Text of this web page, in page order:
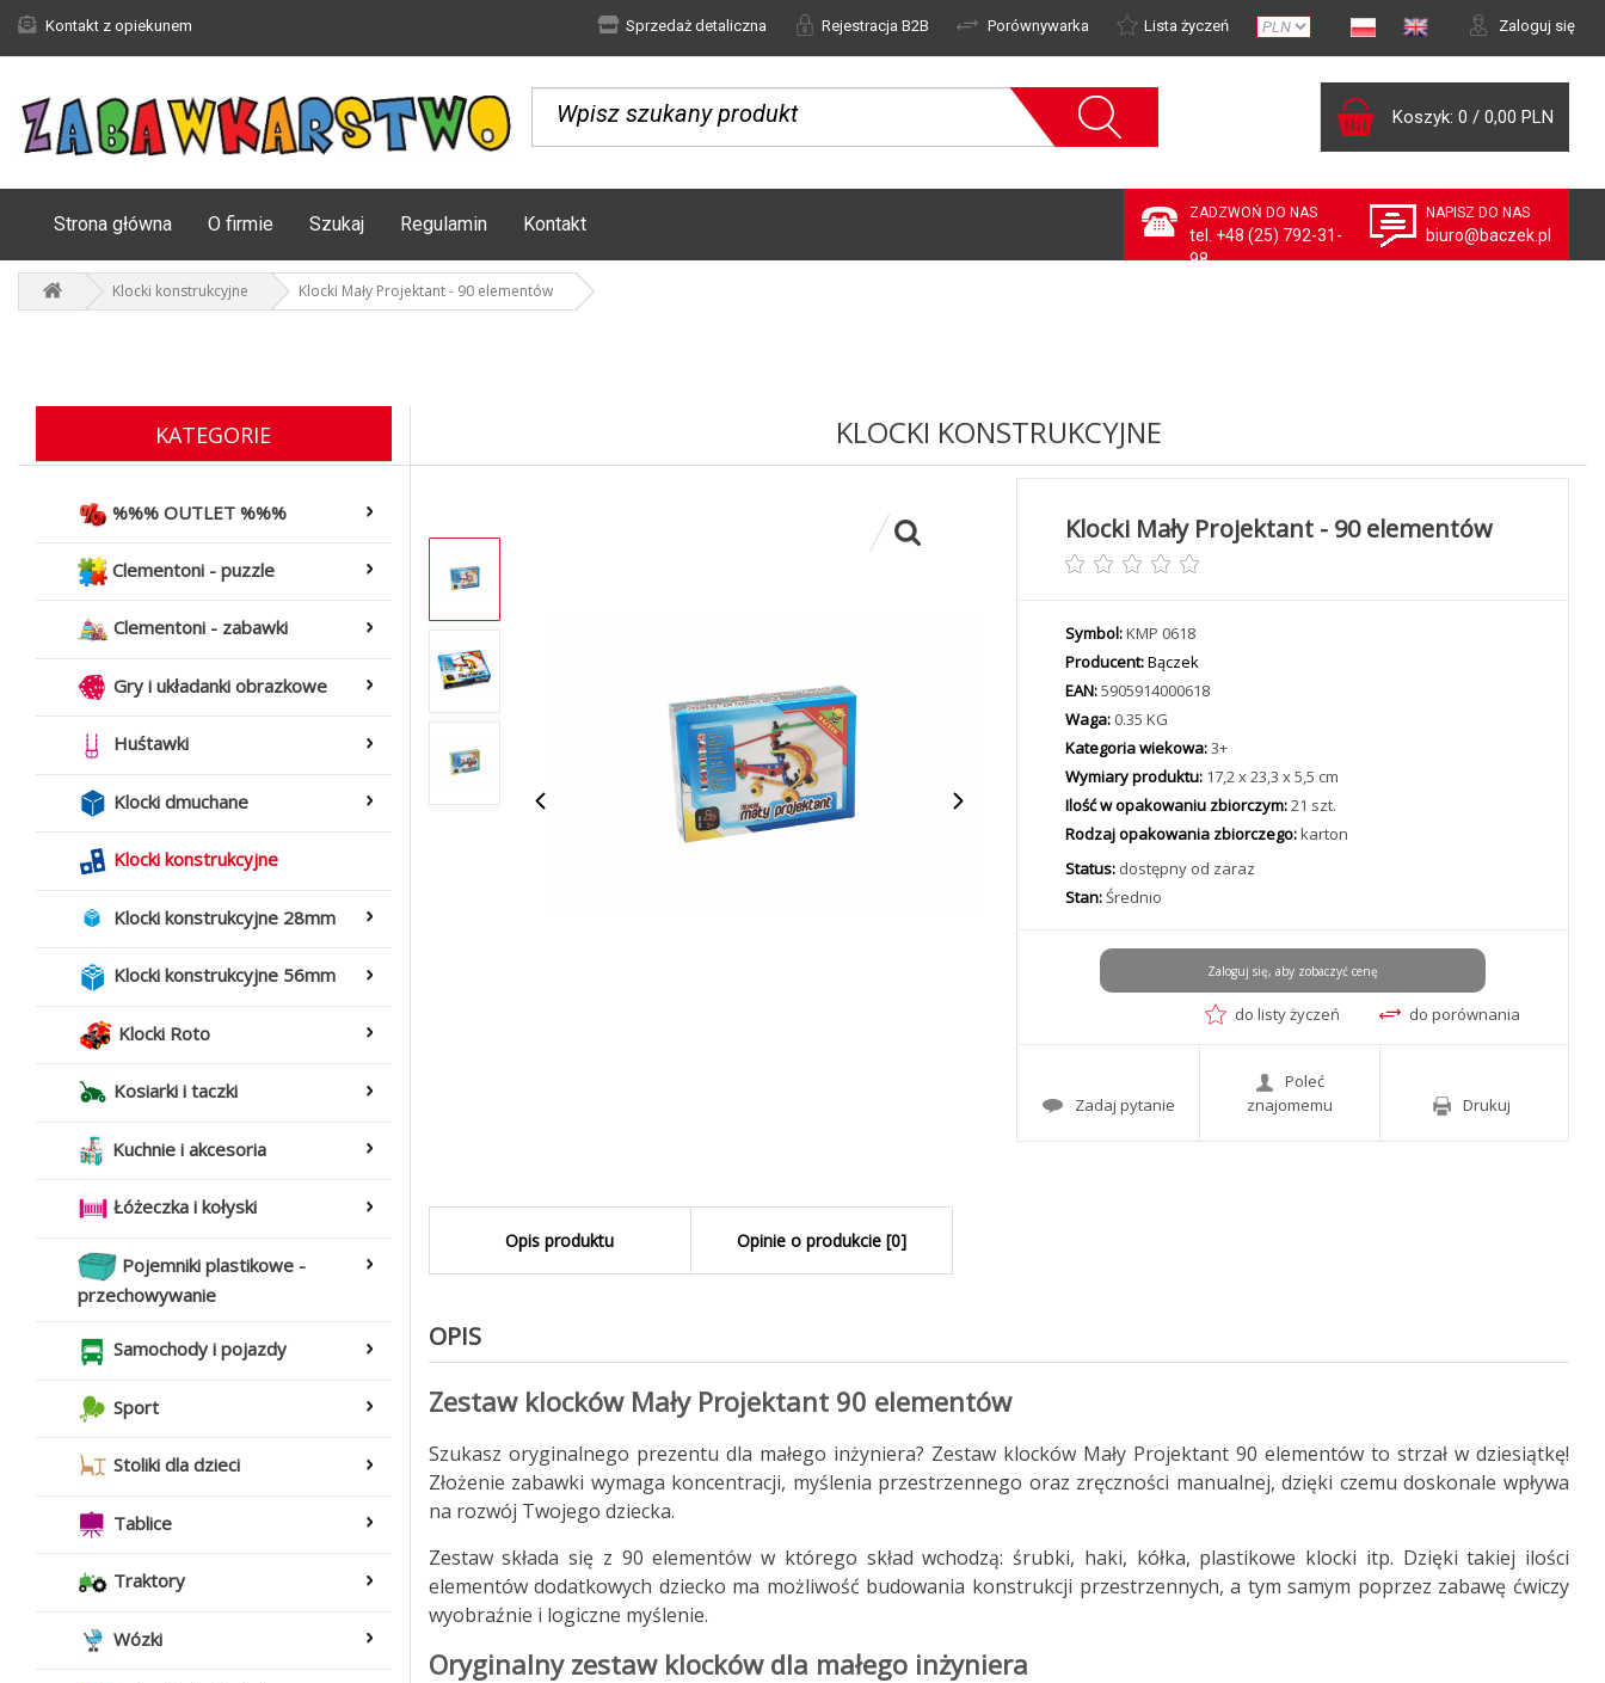
Kontakt z opiekunem Sprzedaż detaliczna Rejestracja B2B Porównywarka Lista życzeń Zaloguj się
Koszyk: 0 / 0,00 PLN
Strona główna O firmie Szukaj Regulamin Kontakt
NAPISZ DO NAS
biuro@baczek.pl
ZADZWOŃ DO NAS
tel. +48 (25) 792-31-
98
Klocki konstrukcyjne Klocki Mały Projektant - 90 elementów
KATEGORIE
%%% OUTLET %%%
Clementoni - puzzle
Clementoni - zabawki
Gry i układanki obrazkowe
Huśtawki
Klocki dmuchane
Klocki konstrukcyjne
Klocki konstrukcyjne 28mm
Klocki konstrukcyjne 56mm
Klocki Roto
Kosiarki i taczki
Kuchnie i akcesoria
Łóżeczka i kołyski
Pojemniki plastikowe -
przechowywanie
Samochody i pojazdy
Sport
Stoliki dla dzieci
Tablice
Traktory
Wózki
KLOCKI KONSTRUKCYJNE
Klocki Mały Projektant - 90 elementów
Symbol:KMP 0618
Producent:Bączek
EAN:5905914000618
Waga: 0.35 KG
Kategoria wiekowa:3+
Wymiary produktu: 17,2 x 23,3 x 5,5 cm
Ilość w opakowaniu zbiorczym:21 szt.
Rodzaj opakowania zbiorczego:karton
Status: dostępny od zaraz
Stan:Średnio
Zaloguj się, aby zobaczyć cenę
do listy życzeń do porównania
Zadaj pytanie
Poleć
znajomemu
Drukuj
Opis produktu Opinie o produkcie [0]
OPIS
Zestaw klocków Mały Projektant 90 elementów
Szukasz oryginalnego prezentu dla małego inżyniera? Zestaw klocków Mały Projektant 90 elementów to strzał w dziesiątkę!
Złożenie zabawki wymaga koncentracji, myślenia przestrzennego oraz zręczności manualnej, dzięki czemu doskonale wpływa
na rozwój Twojego dziecka.
Zestaw składa się z 90 elementów w którego skład wchodzą: śrubki, haki, kółka, plastikowe klocki itp. Dzięki takiej ilości
elementów dodatkowych dziecko ma możliwość budowania konstrukcji przestrzennych, a tym samym poprzez zabawę ćwiczy
wyobraźnie i logiczne myślenie.
Oryginalny zestaw klocków dla małego inżyniera